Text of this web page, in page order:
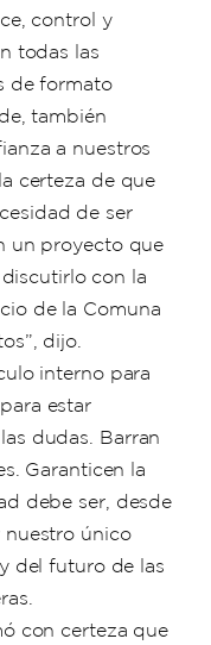
control y
todas las
de formato
también
a nuestros
certeza de que
de ser
un proyecto que
con la
de la Comuna
dijo.
interno para
estar
dudas. Barran
Garanticen la
debe ser, desde
nuestro único
del futuro de las
con certeza que